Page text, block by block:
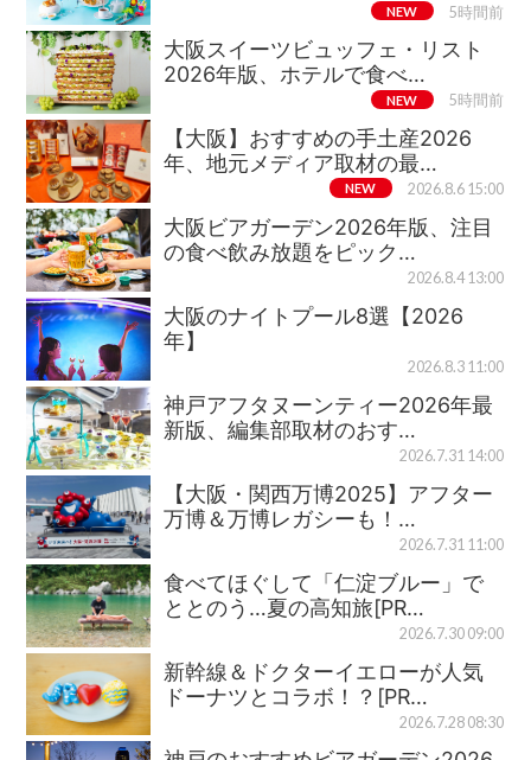
NEW 5時間前
大阪スイーツビュッフェ・リスト
2026年版、ホテルで食べ…
NEW 5時間前
【大阪】おすすめの手土産2026
年、地元メディア取材の最…
NEW 2026.8.6 15:00
大阪ビアガーデン2026年版、注目
の食べ飲み放題をピック…
2026.8.4 13:00
大阪のナイトプール8選【2026
年】
2026.8.3 11:00
神戸アフタヌーンティー2026年最
新版、編集部取材のおす…
2026.7.31 14:00
【大阪・関西万博2025】アフター
万博＆万博レガシーも！…
2026.7.31 11:00
食べてほぐして「仁淀ブルー」で
ととのう…夏の高知旅[PR…
2026.7.30 09:00
新幹線＆ドクターイエローが人気
ドーナツとコラボ！？[PR…
2026.7.28 08:30